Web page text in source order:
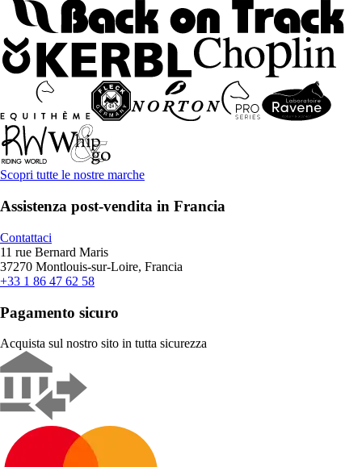
Scopri tutte le nostre marche
Assistenza post-vendita in Francia
Contattaci
11 rue Bernard Maris
37270 Montlouis-sur-Loire, Francia
+33 1 86 47 62 58
Pagamento sicuro
Acquista sul nostro sito in tutta sicurezza